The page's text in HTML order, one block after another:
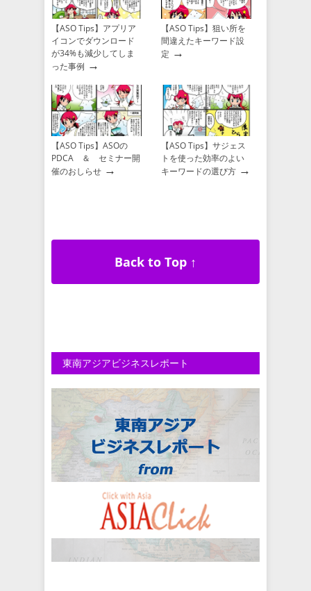
【ASO Tips】アプリア
イコンでダウンロード
が34%も減少してしま
った事例 →
【ASO Tips】狙い所を
間違えたキーワード設
定 →
【ASO Tips】ASOの
PDCA ＆ セミナー開
催のおしらせ →
【ASO Tips】サジェス
トを使った効率のよい
キーワードの選び方 →
Back to Top ↑
東南アジアビジネスレポート